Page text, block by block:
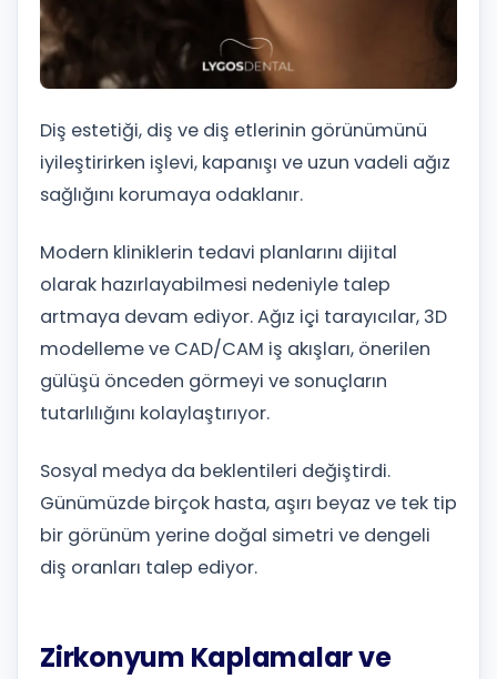
Diş estetiği, diş ve diş etlerinin görünümünü
iyileştirirken işlevi, kapanışı ve uzun vadeli ağız
sağlığını korumaya odaklanır.
Modern kliniklerin tedavi planlarını dijital
olarak hazırlayabilmesi nedeniyle talep
artmaya devam ediyor. Ağız içi tarayıcılar, 3D
modelleme ve CAD/CAM iş akışları, önerilen
gülüşü önceden görmeyi ve sonuçların
tutarlılığını kolaylaştırıyor.
Sosyal medya da beklentileri değiştirdi.
Günümüzde birçok hasta, aşırı beyaz ve tek tip
bir görünüm yerine doğal simetri ve dengeli
diş oranları talep ediyor.
Zirkonyum Kaplamalar ve